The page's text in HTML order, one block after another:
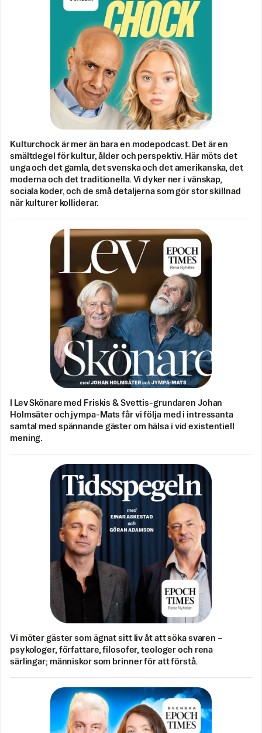
Kulturchock är mer än bara en modepodcast. Det är en
smältdegel för kultur, ålder och perspektiv. Här möts det
unga och det gamla, det svenska och det amerikanska, det
moderna och det traditionella. Vi dyker ner i vänskap,
sociala koder, och de små detaljerna som gör stor skillnad
när kulturer kolliderar.
I Lev Skönare med Friskis & Svettis-grundaren Johan
Holmsäter och jympa-Mats får vi följa med i intressanta
samtal med spännande gäster om hälsa i vid existentiell
mening.
Vi möter gäster som ägnat sitt liv åt att söka svaren –
psykologer, författare, filosofer, teologer och rena
särlingar; människor som brinner för att förstå.